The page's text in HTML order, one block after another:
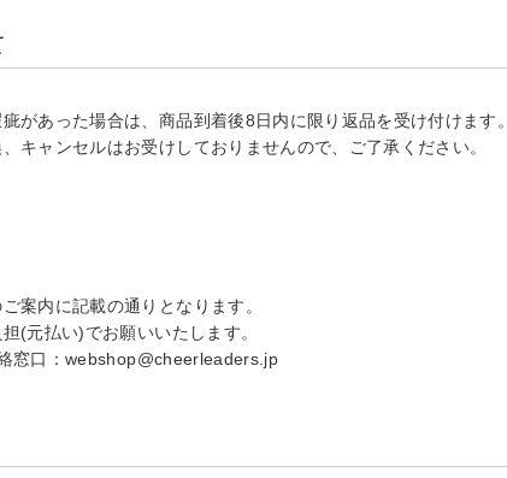
があった場合は、商品到着後8日内に限り返品を受け付けます。
キャンセルはお受けしておりませんので、ご了承ください。
案内に記載の通りとなります。
(元払い)でお願いいたします。
窓口：webshop@cheerleaders.jp